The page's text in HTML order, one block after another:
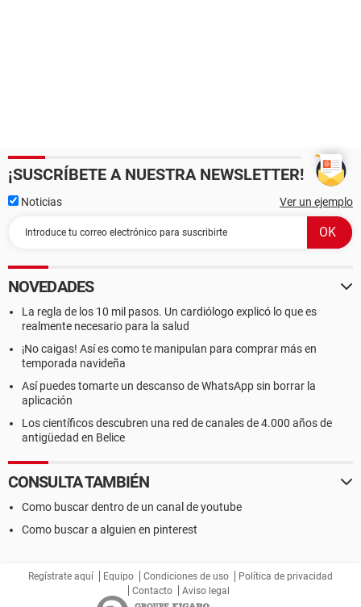
¡SUSCRÍBETE A NUESTRA NEWSLETTER!
Noticias Ver un ejemplo
NOVEDADES
La regla de los 10 mil pasos. Un cardiólogo explicó lo que es
realmente necesario para la salud
¡No caigas! Así es como te manipulan para comprar más en
temporada navideña
Así puedes tomarte un descanso de WhatsApp sin borrar la
aplicación
Los científicos descubren una red de canales de 4.000 años de
antigüedad en Belice
CONSULTA TAMBIÉN
Como buscar dentro de un canal de youtube
Como buscar a alguien en pinterest
Regístrate aquí Equipo Condiciones de uso
Política de privacidad
Contacto
Aviso legal